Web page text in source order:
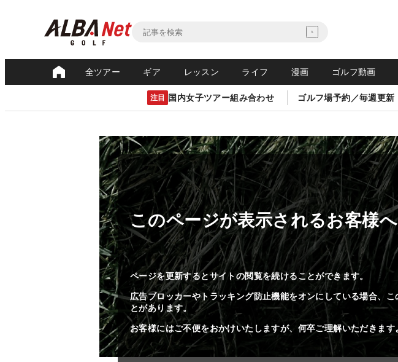
全ツアー ギア レッスン ライフ 漫画 ゴルフ動画
注目 国内女子ツアー組み合わせ ゴルフ場予約／毎週更新
このページが表示されるお客様へ
ページを更新するとサイトの閲覧を続けることができます。
広告ブロッカーやトラッキング防止機能をオンにしている場合、こ
とがあります。
お客様にはご不便をおかけいたしますが、何卒ご理解いただきます